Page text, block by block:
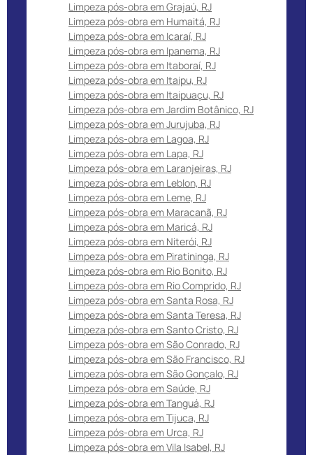
Limpeza pós-obra em Grajaú, RJ
Limpeza pós-obra em Humaitá, RJ
Limpeza pós-obra em Icaraí, RJ
Limpeza pós-obra em Ipanema, RJ
Limpeza pós-obra em Itaboraí, RJ
Limpeza pós-obra em Itaipu, RJ
Limpeza pós-obra em Itaipuaçu, RJ
Limpeza pós-obra em Jardim Botânico, RJ
Limpeza pós-obra em Jurujuba, RJ
Limpeza pós-obra em Lagoa, RJ
Limpeza pós-obra em Lapa, RJ
Limpeza pós-obra em Laranjeiras, RJ
Limpeza pós-obra em Leblon, RJ
Limpeza pós-obra em Leme, RJ
Limpeza pós-obra em Maracanã, RJ
Limpeza pós-obra em Maricá, RJ
Limpeza pós-obra em Niterói, RJ
Limpeza pós-obra em Piratininga, RJ
Limpeza pós-obra em Rio Bonito, RJ
Limpeza pós-obra em Rio Comprido, RJ
Limpeza pós-obra em Santa Rosa, RJ
Limpeza pós-obra em Santa Teresa, RJ
Limpeza pós-obra em Santo Cristo, RJ
Limpeza pós-obra em São Conrado, RJ
Limpeza pós-obra em São Francisco, RJ
Limpeza pós-obra em São Gonçalo, RJ
Limpeza pós-obra em Saúde, RJ
Limpeza pós-obra em Tanguá, RJ
Limpeza pós-obra em Tijuca, RJ
Limpeza pós-obra em Urca, RJ
Limpeza pós-obra em Vila Isabel, RJ